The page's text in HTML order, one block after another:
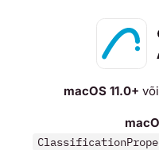
macOS 11.0+ või